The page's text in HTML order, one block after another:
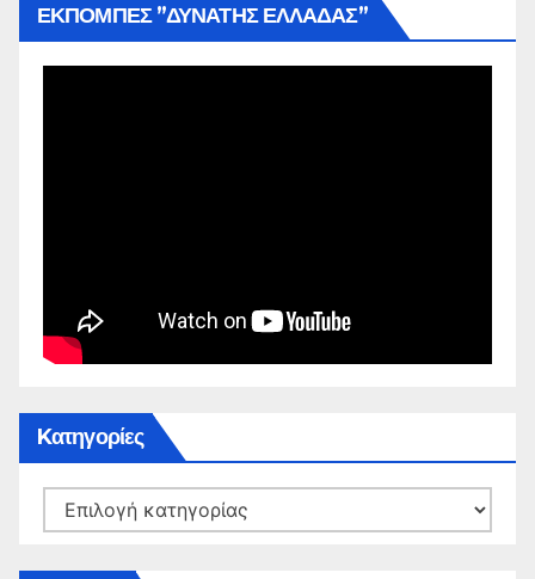
ΕΚΠΟΜΠΕΣ ”ΔΥΝΑΤΗΣ ΕΛΛΑΔΑΣ”
Kατηγορίες
Kατηγορίες